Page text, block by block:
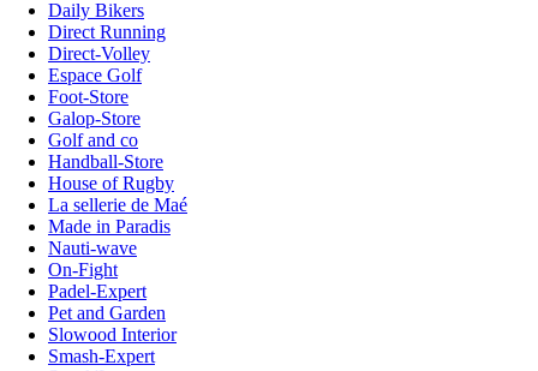
Daily Bikers
Direct Running
Direct-Volley
Espace Golf
Foot-Store
Galop-Store
Golf and co
Handball-Store
House of Rugby
La sellerie de Maé
Made in Paradis
Nauti-wave
On-Fight
Padel-Expert
Pet and Garden
Slowood Interior
Smash-Expert